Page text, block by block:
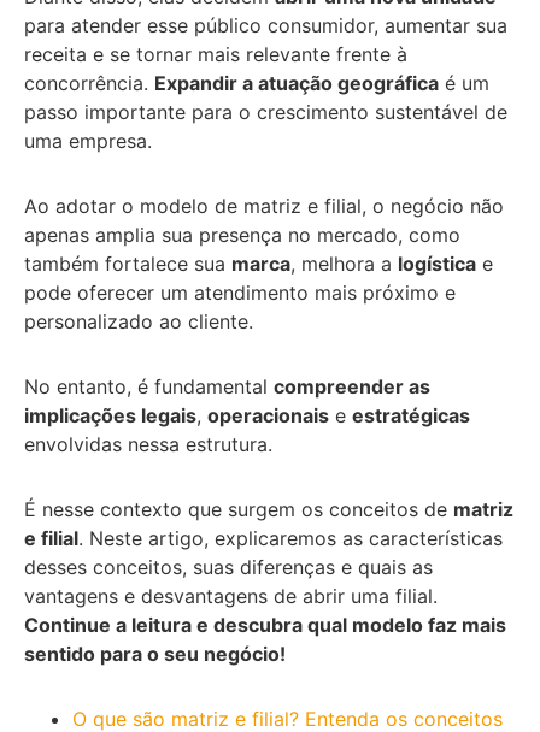
para atender esse público consumidor, aumentar sua
receita e se tornar mais relevante frente à
concorrência. Expandir a atuação geográfica é um
passo importante para o crescimento sustentável de
uma empresa.
Ao adotar o modelo de matriz e filial, o negócio não
apenas amplia sua presença no mercado, como
também fortalece sua marca, melhora a logística e
pode oferecer um atendimento mais próximo e
personalizado ao cliente.
No entanto, é fundamental compreender as
implicações legais, operacionais e estratégicas
envolvidas nessa estrutura.
É nesse contexto que surgem os conceitos de matriz
e filial. Neste artigo, explicaremos as características
desses conceitos, suas diferenças e quais as
vantagens e desvantagens de abrir uma filial.
Continue a leitura e descubra qual modelo faz mais
sentido para o seu negócio!
O que são matriz e filial? Entenda os conceitos